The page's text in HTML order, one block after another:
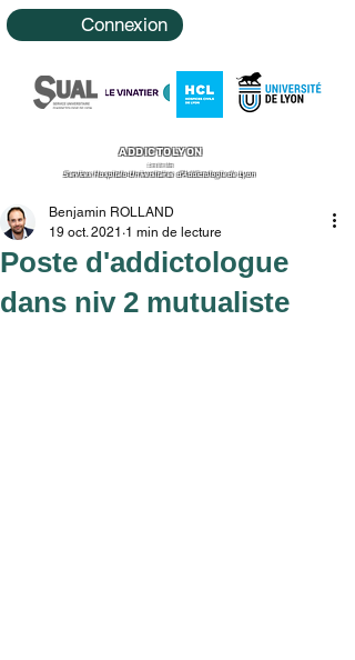
Connexion
ADDICTOLYON
Le site des
Services Hospitalo-Universitaires d'Addictologie de Lyon
Poste d'addictologue
dans niv 2 mutualiste
Benjamin ROLLAND
19 oct. 2021 1 min de lecture